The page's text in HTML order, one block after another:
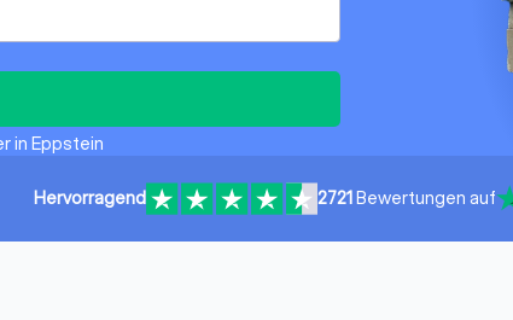
in Eppstein
Hervorragend 2721Bewertungen auf